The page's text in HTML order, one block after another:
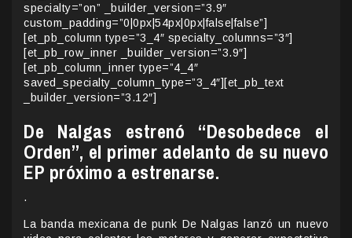
specialty=”on” _builder_version=”3.9″
custom_padding=”0|0px|54px|0px|false|false”]
[et_pb_column type=”3_4″ specialty_columns=”3″]
[et_pb_row_inner _builder_version=”3.9″]
[et_pb_column_inner type=”4_4″
saved_specialty_column_type=”3_4″][et_pb_text
_builder_version=”3.12″]
De Nalgas estrenó “Desobedece el
Orden”, el primer adelanto de su nuevo
EP próximo a estrenarse.
.
La banda mexicana de punk De Nalgas lanzó un nuevo